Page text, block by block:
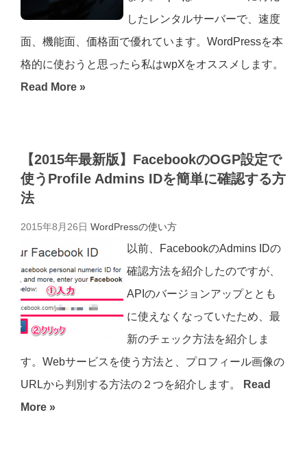
したレンタルサーバーで、速度
面、機能面、価格面で優れています。WordPressを本
格的に使おうと思ったら私はwpXをオススメします。
Read More »
【2015年最新版】FacebookのOGP設定で
使うProfile Admins IDを簡単に確認する方
法
2015年8月26日 WordPressの使い方
以前、FacebookのAdmins IDの
確認方法を紹介したのですが、
APIのバージョンアップととも
に使えなくなっていたため、最
新のチェック方法を紹介しま
す。Webサービスを使う方法と、プロフィール画像の
URLから判別する方法の２つを紹介します。
Read
More »